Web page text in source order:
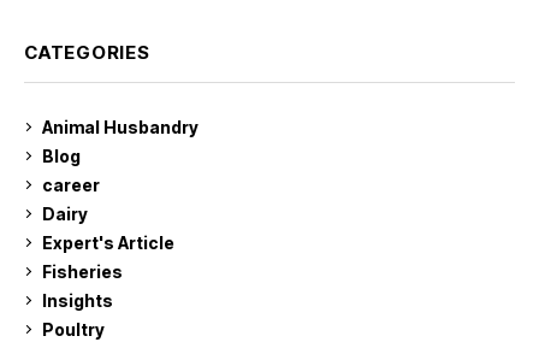
CATEGORIES
Animal Husbandry
Blog
career
Dairy
Expert's Article
Fisheries
Insights
Poultry